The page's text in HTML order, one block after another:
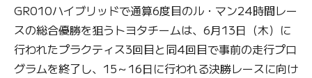
GR010ハイブリッドで通算6度目のル・マン24時間レー
スの総合優勝を狙うトヨタチームは、6月13日（木）に
行われたプラクティス3回目と同4回目で事前の走行プロ
グラムを終了し、15～16日に行われる決勝レースに向け